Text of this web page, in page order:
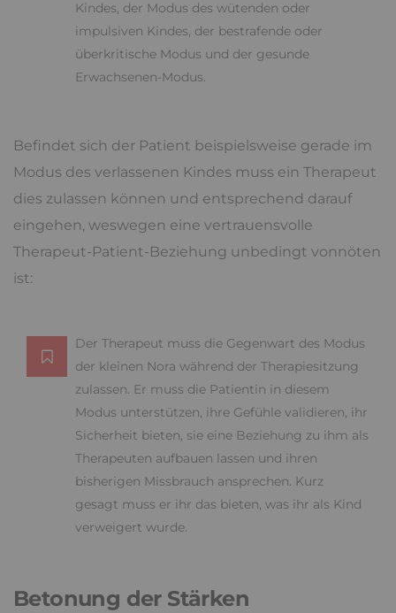
Kindes, der Modus des wütenden oder
impulsiven Kindes, der bestrafende oder
überkritische Modus und der gesunde
Erwachsenen-Modus.
Befindet sich der Patient beispielsweise gerade im
Modus des verlassenen Kindes muss ein Therapeut
dies zulassen können und entsprechend darauf
eingehen, weswegen eine vertrauensvolle
Therapeut-Patient-Beziehung unbedingt vonnöten
ist:
Der Therapeut muss die Gegenwart des Modus
der kleinen Nora während der Therapiesitzung
zulassen. Er muss die Patientin in diesem
Modus unterstützen, ihre Gefühle validieren, ihr
Sicherheit bieten, sie eine Beziehung zu ihm als
Therapeuten aufbauen lassen und ihren
bisherigen Missbrauch ansprechen. Kurz
gesagt muss er ihr das bieten, was ihr als Kind
verweigert wurde.
Betonung der Stärken